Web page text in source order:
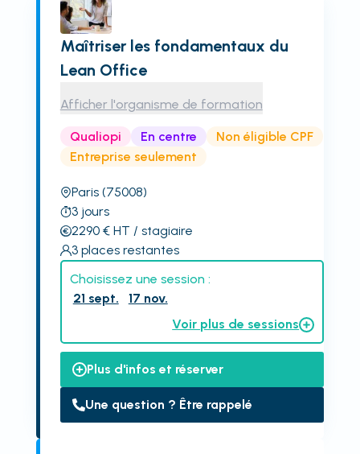
Maîtriser les fondamentaux du
Lean Office
Afficher l'organisme de formation
Qualiopi En centre
Non éligible CPF
Entreprise seulement
Paris (75008)
3 jours
2290€ HT / stagiaire
3 places restantes
Choisissez une session :
21 sept.
17 nov.
Voir plus de sessions
Plus d'infos et réserver
Une question ? Être rappelé